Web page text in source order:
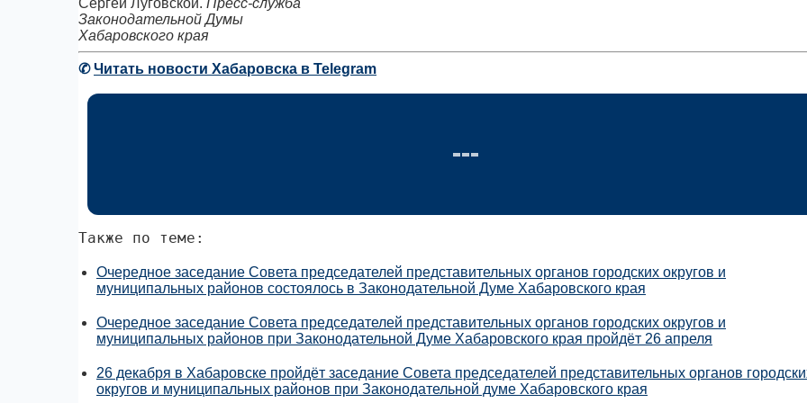
Сергей Луговской. Пресс-служба
Законодательной Думы
Хабаровского края
✆Читать новости Хабаровска в Telegram
Также по теме:
Очередное заседание Совета председателей представительных органов городских округов и
муниципальных районов состоялось в Законодательной Думе Хабаровского края
Очередное заседание Совета председателей представительных органов городских округов и
муниципальных районов при Законодательной Думе Хабаровского края пройдёт 26 апреля
26 декабря в Хабаровске пройдёт заседание Совета председателей представительных органов
округов и муниципальных районов при Законодательной думе Хабаровского края